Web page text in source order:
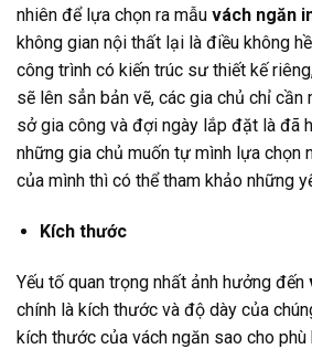
nhiên để lựa chọn ra mẫu vách ngăn
không gian nội thất lại là điều không
công trình có kiến trúc sư thiết kế
sẽ lên sẳn bản vẽ, các gia chủ chỉ cần
sở gia công và đợi ngày lắp đặt là đã
những gia chủ muốn tự mình lựa chọn
của mình thì có thể tham khảo những
Kích thước
Yếu tố quan trọng nhất ảnh hưởng đến
chính là kích thước và độ dày của
kích thước của vách ngăn sao cho